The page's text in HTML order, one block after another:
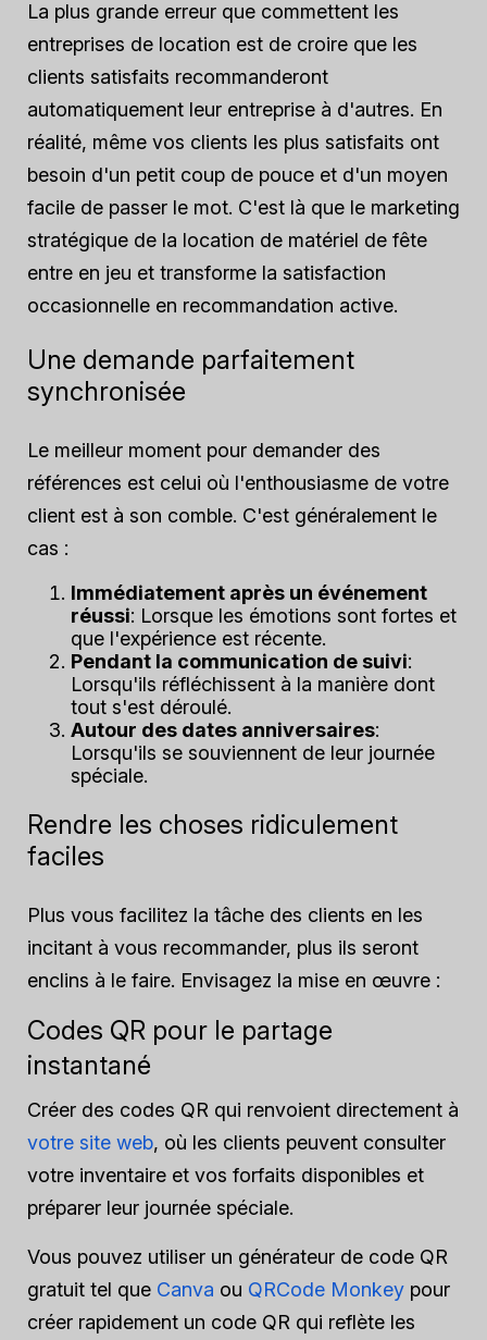
La plus grande erreur que commettent les
entreprises de location est de croire que les
clients satisfaits recommanderont
automatiquement leur entreprise à d'autres. En
réalité, même vos clients les plus satisfaits ont
besoin d'un petit coup de pouce et d'un moyen
facile de passer le mot. C'est là que le marketing
stratégique de la location de matériel de fête
entre en jeu et transforme la satisfaction
occasionnelle en recommandation active.
Une demande parfaitement
synchronisée
Le meilleur moment pour demander des
références est celui où l'enthousiasme de votre
client est à son comble. C'est généralement le
cas :
Immédiatement après un événement
réussi: Lorsque les émotions sont fortes et
que l'expérience est récente.
Pendant la communication de suivi:
Lorsqu'ils réfléchissent à la manière dont
tout s'est déroulé.
Autour des dates anniversaires:
Lorsqu'ils se souviennent de leur journée
spéciale.
Rendre les choses ridiculement
faciles
Plus vous facilitez la tâche des clients en les
incitant à vous recommander, plus ils seront
enclins à le faire. Envisagez la mise en œuvre :
Codes QR pour le partage
instantané
Créer des codes QR qui renvoient directement à
votre site web, où les clients peuvent consulter
votre inventaire et vos forfaits disponibles et
préparer leur journée spéciale.
Vous pouvez utiliser un générateur de code QR
gratuit tel que Canva ou QRCode Monkey pour
créer rapidement un code QR qui reflète les